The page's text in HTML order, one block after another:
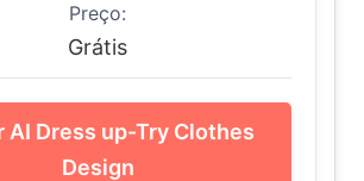
Preço:
Grátis
AI Dress up-Try Clothes
Design